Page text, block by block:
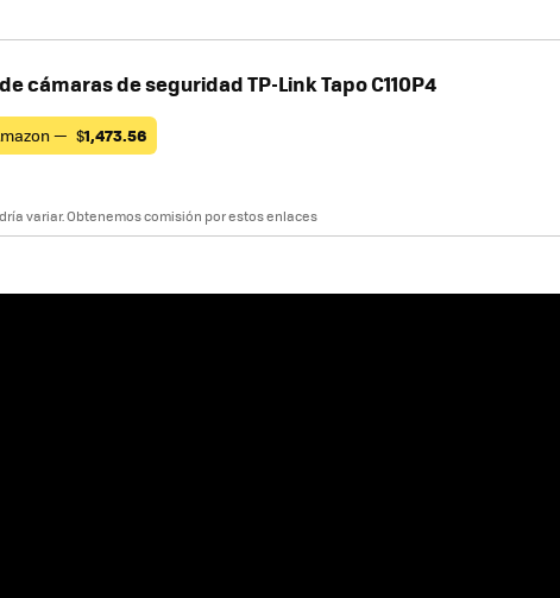
cámaras de seguridad TP-Link Tapo C110P4
— $1,473.56
variar. Obtenemos comisión por estos enlaces